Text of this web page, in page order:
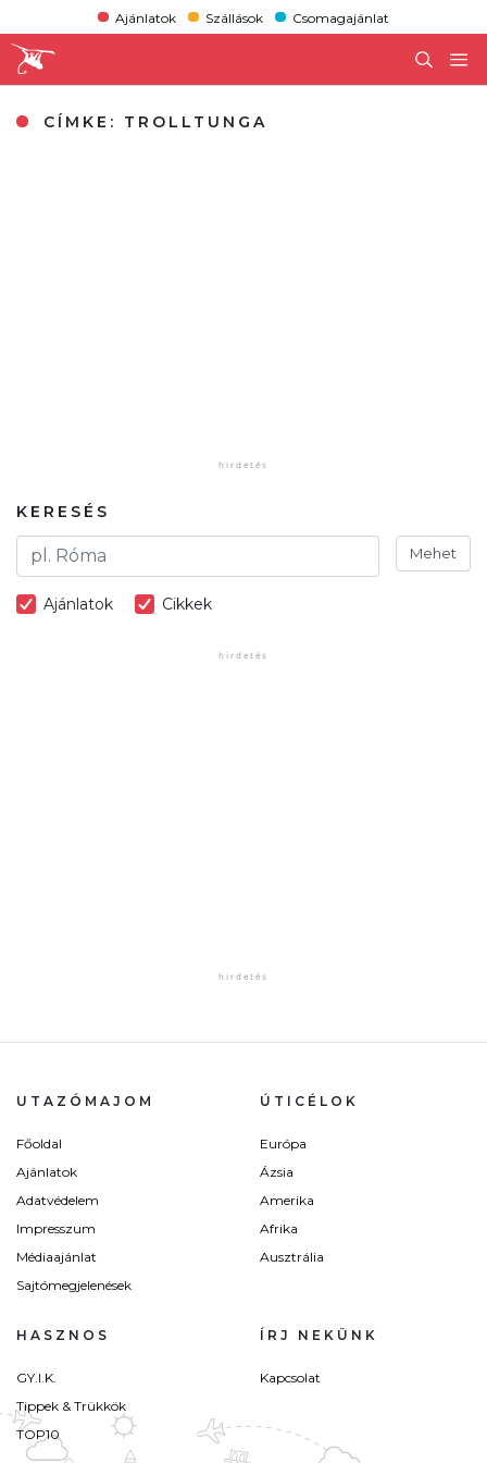
Ajánlatok Szállások Csomagajánlat
CÍMKE: TROLLTUNGA
KERESÉS
Mehet
Ajánlatok Cikkek
UTAZÓMAJOM
Főoldal
Ajánlatok
Adatvédelem
Impresszum
Médiaajánlat
Sajtómegjelenések
ÚTICÉLOK
Európa
Ázsia
Amerika
Afrika
Ausztrália
HASZNOS
GY.I.K.
Tippek & Trükkök
TOP10
ÍRJ NEKÜNK
Kapcsolat